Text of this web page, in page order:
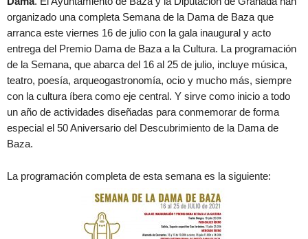
organizado una completa Semana de la Dama de Baza que
arranca este viernes 16 de julio con la gala inaugural y acto
entrega del Premio Dama de Baza a la Cultura. La programación
de la Semana, que abarca del 16 al 25 de julio, incluye música,
teatro, poesía, arqueogastronomía, ocio y mucho más, siempre
con la cultura íbera como eje central. Y sirve como inicio a todo
un año de actividades diseñadas para conmemorar de forma
especial el 50 Aniversario del Descubrimiento de la Dama de
Baza.
La programación completa de esta semana es la siguiente: